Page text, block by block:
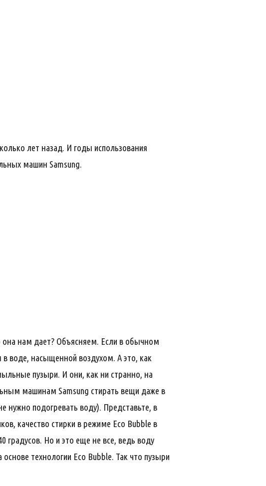
лет назад. И годы использования
машин Samsung.
она нам дает? Объясняем. Если в обычном
воде, насыщенной воздухом. А это, как
пузыри. И они, как ни странно, на
машинам Samsung стирать вещи даже в
нужно подогревать воду). Представьте, в
качество стирки в режиме Eco Bubble в
градусов. Но и это еще не все, ведь воду
технологии Eco Bubble. Так что пузыри